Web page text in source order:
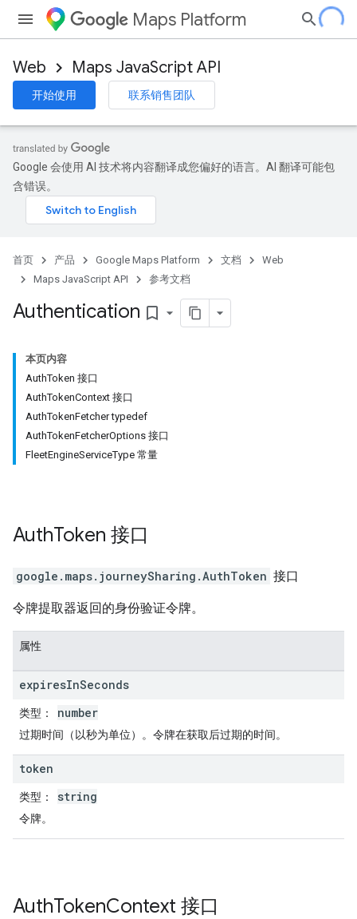
Maps Platform
Web Maps JavaScript API
开始使用 联系销售团队
Google 会使用 AI 技术将内容翻译成您偏好的语言。AI 翻译可能包
含错误。
首页 产品 Google Maps Platform 文档
Web
Maps JavaScript API
参考文档
Authentication bookmark_border
本页内容
AuthToken 接口
AuthTokenContext 接口
AuthTokenFetcher typedef
AuthTokenFetcherOptions 接口
FleetEngineServiceType 常量
AuthToken 接口
google.maps.journeySharing .AuthToken 接口
令牌提取器返回的身份验证令牌。
属性
expiresInSeconds
类型 ： number
过期时间（以秒为单位）。令牌在获取后过期的时间。
token
类型 ： string
令牌。
AuthTokenContext 接口